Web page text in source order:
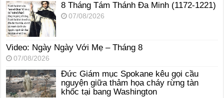
8 Tháng Tám Thánh Ða Minh (1172-1221)
07/08/2026
Video: Ngày Ngày Với Mẹ – Tháng 8
07/08/2026
Đức Giám mục Spokane kêu gọi cầu
nguyện giữa thảm họa cháy rừng tàn
khốc tại bang Washington